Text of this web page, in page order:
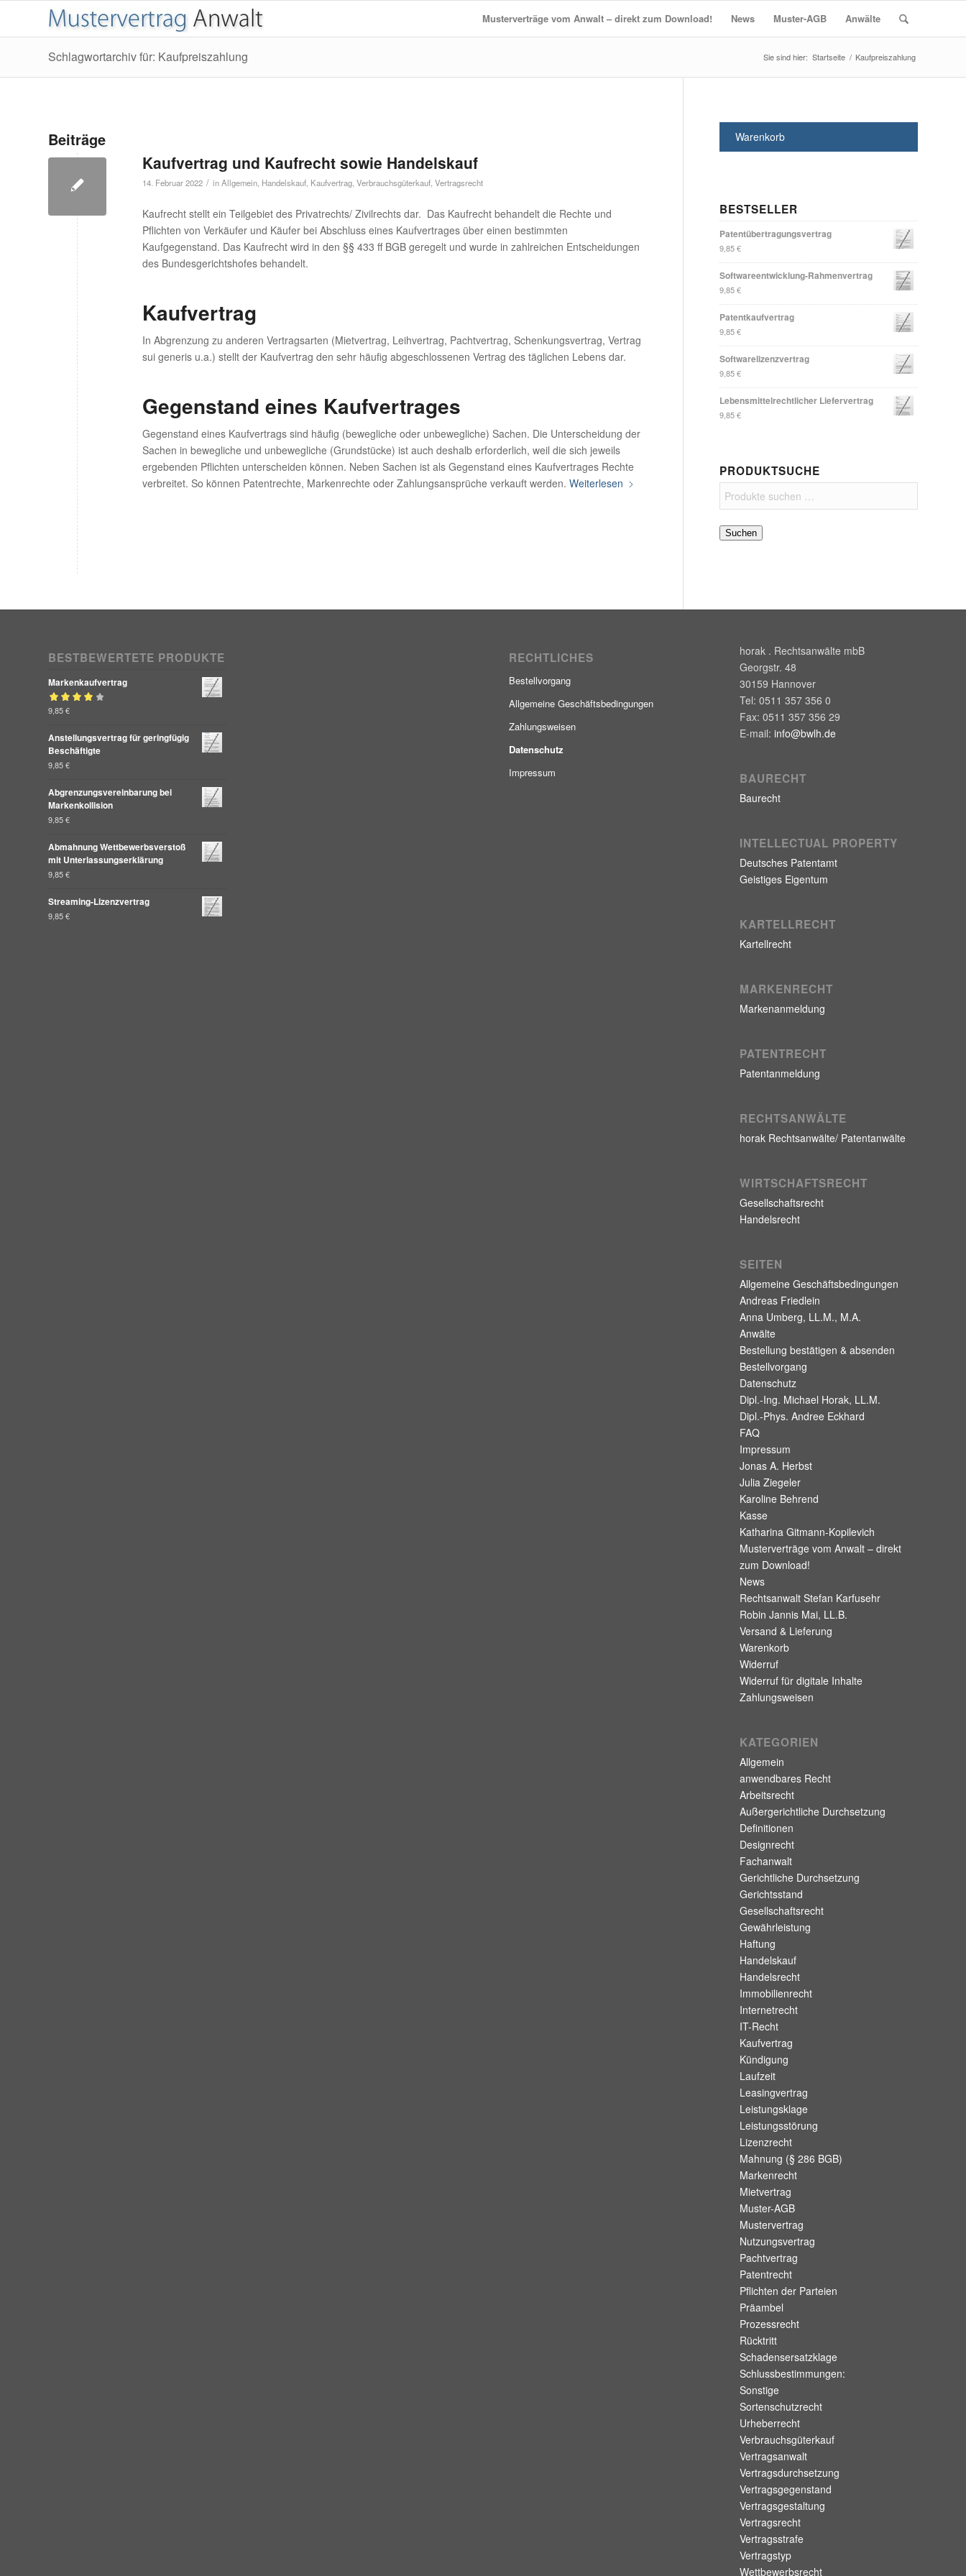
Musterverträge vom Anwalt – direkt zum Download! News Muster-AGB Anwälte
Schlagwortarchiv für: Kaufpreiszahlung Startseite / Kaufpreiszahlung
Beiträge
Kaufvertrag und Kaufrecht sowie Handelskauf
14. Februar 2022 / inAllgemein Handelskauf Kaufvertrag Verbrauchsgüterkauf Vertragsrecht
Kaufrecht stellt ein Teilgebiet des Privatrechts/ Zivilrechts dar. Das Kaufrecht behandelt die Rechte und
Pflichten von Verkäufer und Käufer bei Abschluss eines Kaufvertrages über einen bestimmten
Kaufgegenstand. Das Kaufrecht wird in den §§ 433 ff BGB geregelt und wurde in zahlreichen Entscheidungen
des Bundesgerichtshofes behandelt.
Kaufvertrag
In Abgrenzung zu anderen Vertragsarten (Mietvertrag, Leihvertrag, Pachtvertrag, Schenkungsvertrag, Vertrag
sui generis u.a.) stellt der Kaufvertrag den sehr häufig abgeschlossenen Vertrag des täglichen Lebens dar.
Gegenstand eines Kaufvertrages
Gegenstand eines Kaufvertrags sind häufig (bewegliche oder unbewegliche) Sachen. Die Unterscheidung der
Sachen in bewegliche und unbewegliche (Grundstücke) ist auch deshalb erforderlich, weil die sich jeweils
ergebenden Pflichten unterscheiden können. Neben Sachen ist als Gegenstand eines Kaufvertrages Rechte
verbreitet. So können Patentrechte, Markenrechte oder Zahlungsansprüche verkauft werden. Weiterlesen
Warenkorb
BESTSELLER
Patentübertragungsvertrag
9,85€
Softwareentwicklung-Rahmenvertrag
9,85€
Patentkaufvertrag
9,85€
Softwarelizenzvertrag
9,85€
Lebensmittelrechtlicher Liefervertrag
9,85€
PRODUKTSUCHE
Suchen
BESTBEWERTETE PRODUKTE
Markenkaufvertrag
Bewertet mit
9,85€
Anstellungsvertrag für geringfügig
Beschäftigte
9,85€
Abgrenzungsvereinbarung bei
Markenkollision
9,85€
Abmahnung Wettbewerbsverstoß
mit Unterlassungserklärung
9,85€
Streaming-Lizenzvertrag
9,85€
RECHTLICHES
Bestellvorgang
Allgemeine Geschäftsbedingungen
Zahlungsweisen
Datenschutz
Impressum
horak . Rechtsanwälte mbB
Georgstr. 48
30159 Hannover
Tel: 0511 357 356 0
Fax: 0511 357 356 29
E-mail: info@bwlh.de
BAURECHT
Baurecht
INTELLECTUAL PROPERTY
Deutsches Patentamt
Geistiges Eigentum
KARTELLRECHT
Kartellrecht
MARKENRECHT
Markenanmeldung
PATENTRECHT
Patentanmeldung
RECHTSANWÄLTE
horak Rechtsanwälte/ Patentanwälte
WIRTSCHAFTSRECHT
Gesellschaftsrecht
Handelsrecht
SEITEN
Allgemeine Geschäftsbedingungen
Andreas Friedlein
Anna Umberg, LL.M., M.A.
Anwälte
Bestellung bestätigen & absenden
Bestellvorgang
Datenschutz
Dipl.-Ing. Michael Horak, LL.M.
Dipl.-Phys. Andree Eckhard
FAQ
Impressum
Jonas A. Herbst
Julia Ziegeler
Karoline Behrend
Kasse
Katharina Gitmann-Kopilevich
Musterverträge vom Anwalt – direkt
zum Download!
News
Rechtsanwalt Stefan Karfusehr
Robin Jannis Mai, LL.B.
Versand & Lieferung
Warenkorb
Widerruf
Widerruf für digitale Inhalte
Zahlungsweisen
KATEGORIEN
Allgemein
anwendbares Recht
Arbeitsrecht
Außergerichtliche Durchsetzung
Definitionen
Designrecht
Fachanwalt
Gerichtliche Durchsetzung
Gerichtsstand
Gesellschaftsrecht
Gewährleistung
Haftung
Handelskauf
Handelsrecht
Immobilienrecht
Internetrecht
IT-Recht
Kaufvertrag
Kündigung
Laufzeit
Leasingvertrag
Leistungsklage
Leistungsstörung
Lizenzrecht
Mahnung (§ 286 BGB)
Markenrecht
Mietvertrag
Muster-AGB
Mustervertrag
Nutzungsvertrag
Pachtvertrag
Patentrecht
Pflichten der Parteien
Präambel
Prozessrecht
Rücktritt
Schadensersatzklage
Schlussbestimmungen:
Sonstige
Sortenschutzrecht
Urheberrecht
Verbrauchsgüterkauf
Vertragsanwalt
Vertragsdurchsetzung
Vertragsgegenstand
Vertragsgestaltung
Vertragsrecht
Vertragsstrafe
Vertragstyp
Wettbewerbsrecht